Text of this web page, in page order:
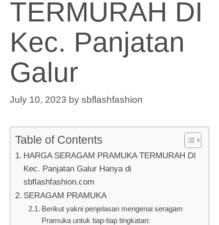
TERMURAH DI
Kec. Panjatan
Galur
July 10, 2023 by sbflashfashion
Table of Contents
HARGA SERAGAM PRAMUKA TERMURAH DI
Kec. Panjatan Galur Hanya di
sbflashfashion.com
SERAGAM PRAMUKA
Berikut yakni penjelasan mengenai seragam
Pramuka untuk tiap-tiap tingkatan: